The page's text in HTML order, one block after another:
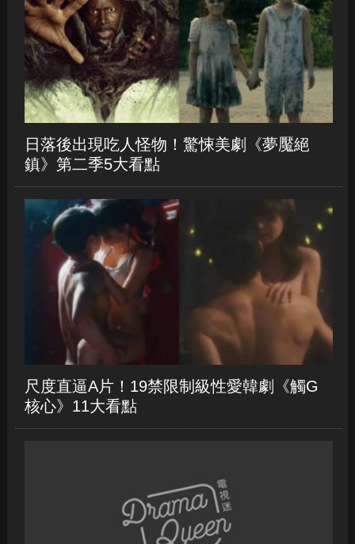
日落後出現吃人怪物！驚悚美劇《夢魘絕
鎮》第二季5大看點
尺度直逼A片！19禁限制級性愛韓劇《觸G
核心》11大看點